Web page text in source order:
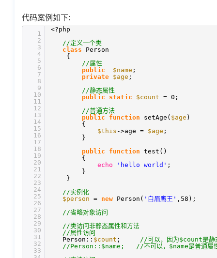
代码案例如下:
1
2
3
4
5
6
7
8
9
10
11
12
13
14
15
16
17
18
19
20
21
22
23
24
25
26
27
28
29
30
31
32
33
<?php
//定义一个类
class
Person
{
//属性
public
$name ;
private $age ;
//静态属性
public
static $count = 0;
//普通方法
public
function setAge( $age )
{
$this ->age = $age ;
}
public
function test()
{
echo
'hello world' ;
}
}
//实例化
$person = new Person( '白眉鹰王' ,58);
//省略对象访问
//类访问非静态属性和方法
//属性访问
Person:: $count ;
//可以，因为$count是静
//Person::$name; //不可以，$name是普通属性